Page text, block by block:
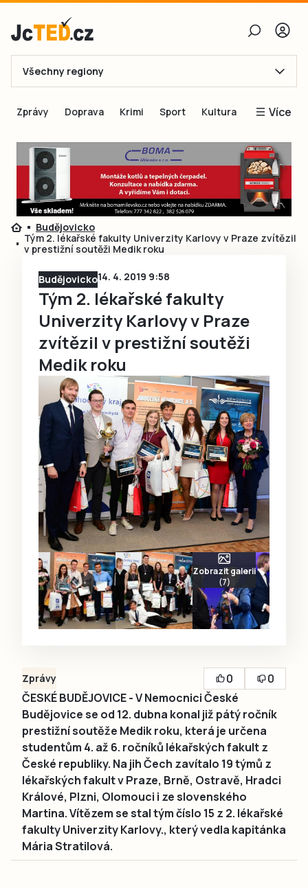
E-mail
Obnovit heslo
Přihlásit se
Přihlásit se přes Facebook
Všechny regiony
Zprávy Doprava Krimi Sport Kultura Více
Blogy
Inspirace
Čtenáři píší
Speciální přílohy
Budějovicko
Tým 2. lékařské fakulty Univerzity Karlovy v Praze zvítězil
v prestižní soutěži Medik roku
Budějovicko14. 4. 2019 9:58
Tým 2. lékařské fakulty
Univerzity Karlovy v Praze
zvítězil v prestižní soutěži
Medik roku
Zobrazit galerii
(7)
Zprávy 0
0
ČESKÉ BUDĚJOVICE - V Nemocnici České
Budějovice se od 12. dubna konal již pátý ročník
prestižní soutěže Medik roku, která je určena
studentům 4. až 6. ročníků lékařských fakult z
České republiky. Na jih Čech zavítalo 19 týmů z
lékařských fakult v Praze, Brně, Ostravě, Hradci
Králové, Plzni, Olomouci i ze slovenského
Martina. Vítězem se stal tým číslo 15 z 2. lékařské
fakulty Univerzity Karlovy., který vedla kapitánka
Mária Stratilová.